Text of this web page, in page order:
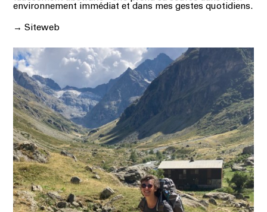
environnement immédiat et dans mes gestes quotidiens.
→Siteweb